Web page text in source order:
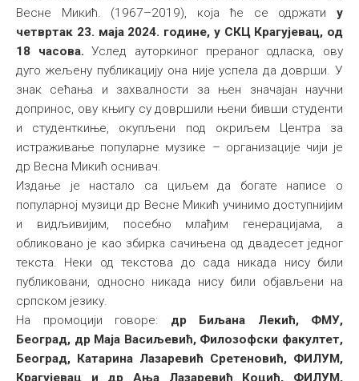
Међународна
Весне Микић. (1967–2019), која ће се одржати у
четвртак 23. маја 2024. године, у СКЦ Крагујевац, од
18 часова. Услед ауторкиног прераног одласка, ову
дуго жељену публикацију она није успела да доврши. У
знак сећања и захвалности за њен значајан научни
допринос, ову књигу су довршили њени бивши студенти
и студенткиње, окупљени под окриљем Центра за
истраживање популарне музике – организације чији је
др Весна Микић оснивач.
Издање је настало са циљем да богате написе о
популарној музици др Весне Микић учинимо доступнијим
и видљивијим, посебно млађим генерацијама, а
обликовано је као збирка сачињена од двадесет једног
текста. Неки од текстова до сада никада нису били
публиковани, односно никада нису били објављени на
српском језику.
На промоцији говоре: др Биљана Лекић, ФМУ,
Београд, др Маја Васиљевић, Филозофски факултет,
Београд, Катарина Лазаревић Сретеновић, ФИЛУМ,
Крагујевац и др Ања Лазаревић Коцић, ФИЛУМ,